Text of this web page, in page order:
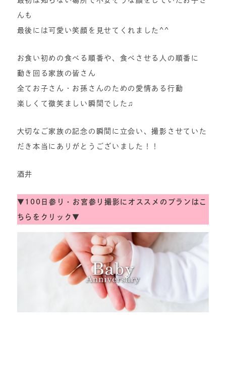
んも
最後には可愛い笑顔を見せてくれました^^
お食い初めの食べる順番や、食べさせる人の順番に
動き回る家族の皆さん
全てお子さん・お孫さんのための愛情ある行動
楽しくて微笑ましい瞬間でした♫
大切なご家族の記念の瞬間に立会い、撮影させていた
だき本当にありがとうございました！！
酒井
▼ 100日参り・お宮参り撮影にオススメのプランはこ
ちらをクリック▼